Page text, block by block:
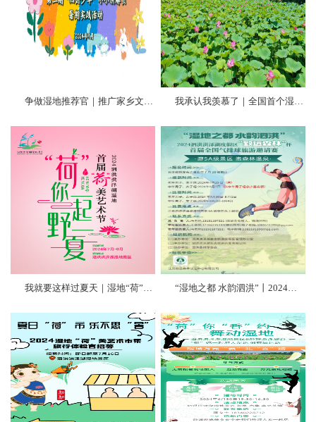
争做湿地推荐官｜推广家乡文化 展示少年风采 我承认我羡慕了｜全国首个湿地荷花市集来啦！
我就要这样过夏天｜湿地“荷”美艺术节 盛夏限定浪漫只为你！ “湿地之都 水韵泗洪”丨2024泗洪洪泽湖度假区“致远森林”杯首届全国气排球旅游邀请赛火热报名中